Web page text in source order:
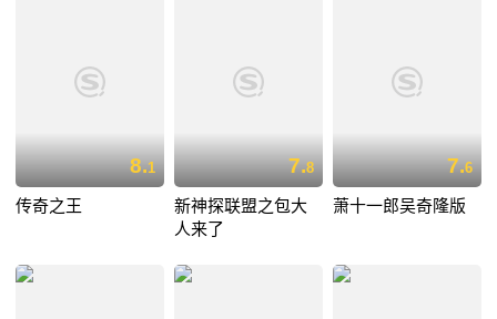
8.1
传奇之王
7.8
新神探联盟之包大
人来了
7.6
萧十一郎吴奇隆版